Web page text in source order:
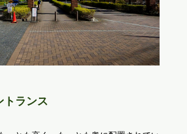
トランス